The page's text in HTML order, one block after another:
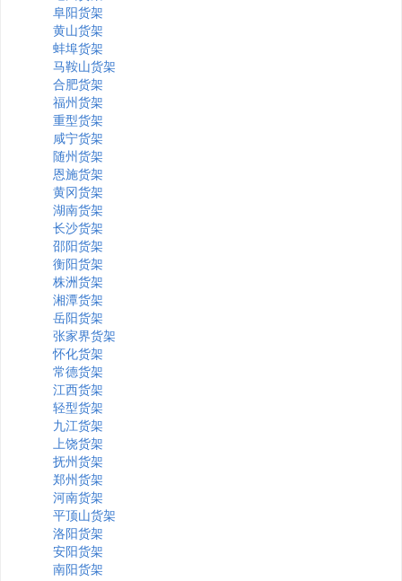
阜阳货架
黄山货架
蚌埠货架
马鞍山货架
合肥货架
福州货架
重型货架
咸宁货架
随州货架
恩施货架
黄冈货架
湖南货架
长沙货架
邵阳货架
衡阳货架
株洲货架
湘潭货架
岳阳货架
张家界货架
怀化货架
常德货架
江西货架
轻型货架
九江货架
上饶货架
抚州货架
郑州货架
河南货架
平顶山货架
洛阳货架
安阳货架
南阳货架